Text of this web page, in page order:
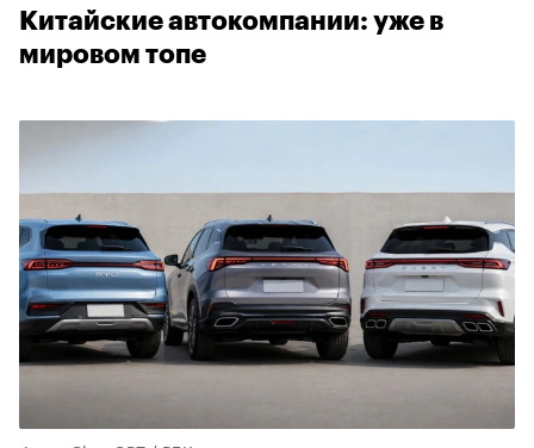
Китайские автокомпании: уже в
мировом топе